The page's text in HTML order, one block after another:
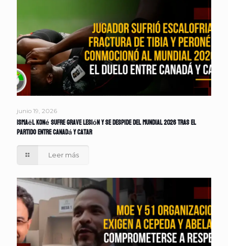
junio 19, 2026
Ismaël Koné sufre grave lesión y se despide del Mundial 2026 tras el
partido entre Canadá y Catar
Leer más